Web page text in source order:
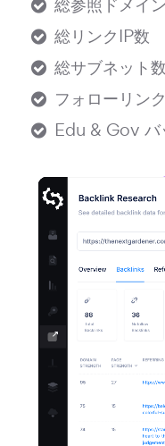
総リンクIP数
総サブネット数
フォローリン
Edu & Gov バ